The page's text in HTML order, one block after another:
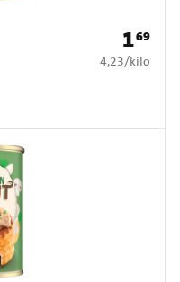
Prijs: €
169
€ 4,23 per kilo
4,23/kilo